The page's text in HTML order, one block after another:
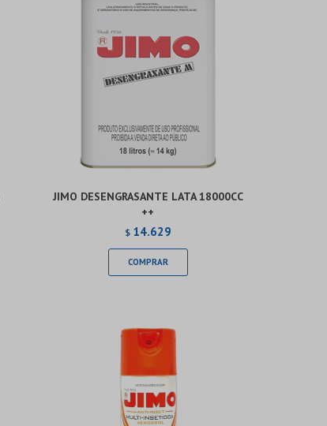
JIMO DESENGRASANTE LATA 18000CC
++
$ 14.629